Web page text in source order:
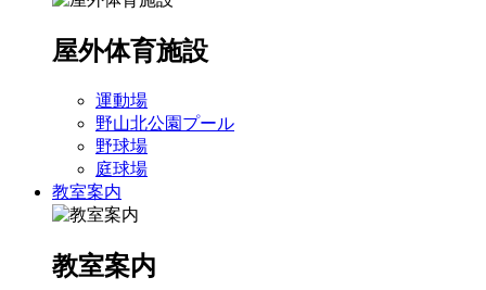
屋外体育施設
運動場
野山北公園プール
野球場
庭球場
教室案内
教室案内